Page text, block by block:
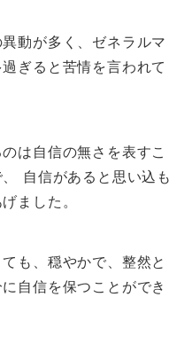
動が多く、ゼネラルマ
ぎると苦情を言われて
は自信の無さを表すこ
自信があると思い込も
ました。
も、穏やかで、整然と
自信を保つことができ